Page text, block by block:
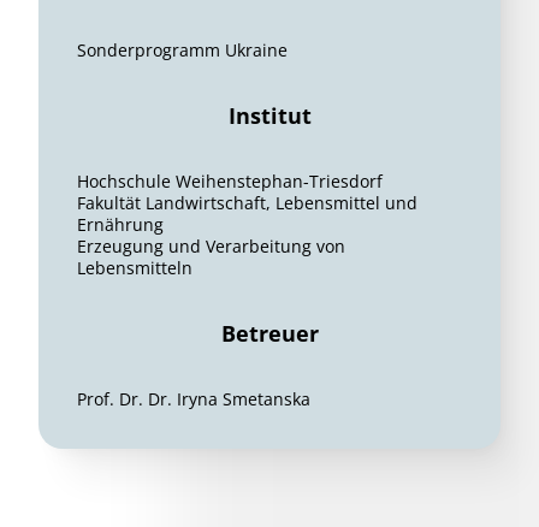
Sonderprogramm Ukraine
Institut
Hochschule Weihenstephan-Triesdorf
Fakultät Landwirtschaft, Lebensmittel und
Ernährung
Erzeugung und Verarbeitung von
Lebensmitteln
Betreuer
Prof. Dr. Dr. Iryna Smetanska